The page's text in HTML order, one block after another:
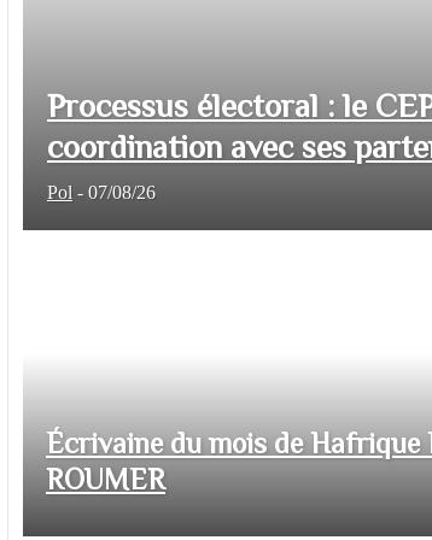
Processus électoral : le
coordination avec ses
Pol - 07/08/26
Écrivaine du mois de
ROUMER